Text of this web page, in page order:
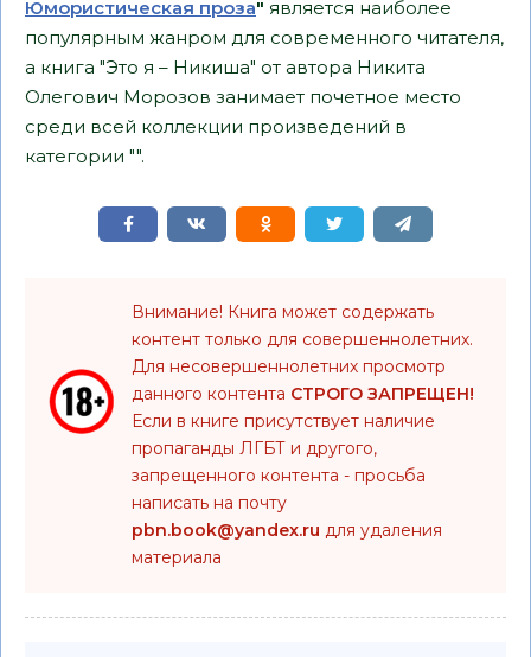
Юмористическая проза" является наиболее
популярным жанром для современного читателя,
а книга "Это я – Никиша" от автора Никита
Олегович Морозов занимает почетное место
среди всей коллекции произведений в
категории "".
Внимание! Книга может содержать
контент только для совершеннолетних.
Для несовершеннолетних просмотр
данного контента СТРОГО ЗАПРЕЩЕН!
Если в книге присутствует наличие
пропаганды ЛГБТ и другого,
запрещенного контента - просьба
написать на почту
pbn.book@yandex.ru для удаления
материала